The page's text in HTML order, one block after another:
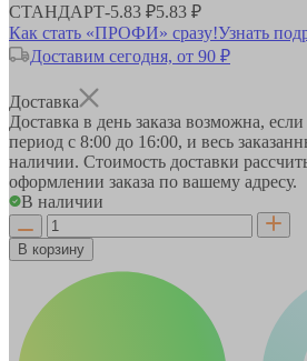
СТАНДАРТ-5.83 ₽5.83 ₽
Как стать «ПРОФИ» сразу!Узнать
Доставим сегодня, от 90 ₽
Доставка
Доставка в день заказа возможна,
период с 8:00 до 16:00, и весь
наличии. Стоимость доставки
оформлении заказа по вашему адресу.
В наличии
В корзину